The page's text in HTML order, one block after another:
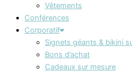
Vêtements
Conférences
Corporatif
Signets géants & bikini
Bons d’achat
Cadeaux sur mesure